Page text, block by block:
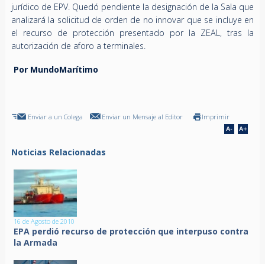
jurídico de EPV. Quedó pendiente la designación de la Sala que
analizará la solicitud de orden de no innovar que se incluye en
el recurso de protección presentado por la ZEAL, tras la
autorización de aforo a terminales.
Por MundoMarítimo
Enviar a un Colega Enviar un Mensaje al Editor Imprimir
Noticias Relacionadas
16 de Agosto de 2010
EPA perdió recurso de protección que interpuso contra
la Armada